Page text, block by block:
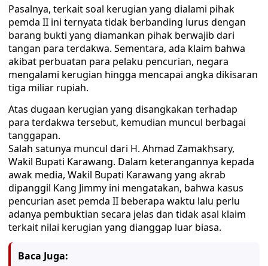
Pasalnya, terkait soal kerugian yang dialami pihak
pemda II ini ternyata tidak berbanding lurus dengan
barang bukti yang diamankan pihak berwajib dari
tangan para terdakwa. Sementara, ada klaim bahwa
akibat perbuatan para pelaku pencurian, negara
mengalami kerugian hingga mencapai angka dikisaran
tiga miliar rupiah.
Atas dugaan kerugian yang disangkakan terhadap
para terdakwa tersebut, kemudian muncul berbagai
tanggapan.
Salah satunya muncul dari H. Ahmad Zamakhsary,
Wakil Bupati Karawang. Dalam keterangannya kepada
awak media, Wakil Bupati Karawang yang akrab
dipanggil Kang Jimmy ini mengatakan, bahwa kasus
pencurian aset pemda II beberapa waktu lalu perlu
adanya pembuktian secara jelas dan tidak asal klaim
terkait nilai kerugian yang dianggap luar biasa.
Baca Juga: